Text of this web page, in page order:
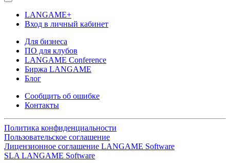
LANGAME+
Вход в личный кабинет
Для бизнеса
ПО для клубов
LANGAME Conference
Биржа LANGAME
Блог
Сообщить об ошибке
Контакты
Политика конфиденциальности
Пользовательское соглашение
Лицензионное соглашение LANGAME Software
SLA LANGAME Software